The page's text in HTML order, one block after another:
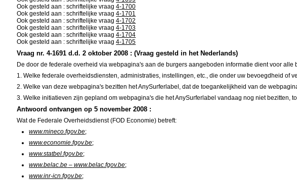
Ook gesteld aan : schriftelijke vraag4-1700
Ook gesteld aan : schriftelijke vraag4-1701
Ook gesteld aan : schriftelijke vraag4-1702
Ook gesteld aan : schriftelijke vraag4-1703
Ook gesteld aan : schriftelijke vraag4-1704
Ook gesteld aan : schriftelijke vraag4-1705
Vraag nr. 4-1691 d.d. 2 oktober 2008 : (Vraag gesteld in het Nederlands)
De door de federale overheid via webpagina's aan de burgers aangeboden informatie dient voor
1. Welke federale overheidsdiensten, administraties, instellingen, etc., die onder uw bevoegdheid
2. Welke van deze webpagina's bezitten het AnySurferlabel, dat de toegankelijkheid van de
3. Welke initiatieven zijn gepland om webpagina's die het AnySurferlabel vandaag nog niet bezitten,
Antwoord ontvangen op 5 november 2008 :
Wat de Federale Overheidsdienst (FOD Economie) betreft:
www.mineco.fgov.be;
www.economie.fgov.be;
www.statbel.fgov.be;
www.belac.be – www.belac.fgov.be;
www.inr-icn.fgov.be;